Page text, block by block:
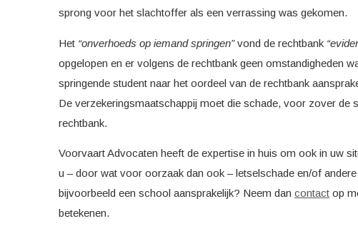
sprong voor het slachtoffer als een verrassing was gekomen.
Het “onverhoeds op iemand springen”vond de rechtbank
opgelopen en er volgens de rechtbank geen omstandigheden
springende student naar het oordeel van de rechtbank
De verzekeringsmaatschappij moet die schade, voor zover de
rechtbank.
Voorvaart Advocaten heeft de expertise in huis om ook in uw
u – door wat voor oorzaak dan ook – letselschade en/of
bijvoorbeeld een school aansprakelijk? Neem dan contact op
betekenen.